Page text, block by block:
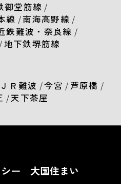
御堂筋線 /
線 /南海高野線 /
鉄難波・奈良線 /
/地下鉄堺筋線
ＪＲ難波 /今宮 / 芦原橋 /
/天下茶屋
シー 大国住まい